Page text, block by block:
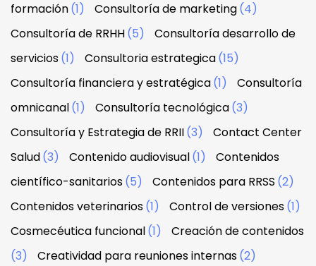
formación(1) Consultoría de marketing(4)
Consultoría de RRHH(5)
Consultoría desarrollo de
servicios(1) Consultoria estrategica(15)
Consultoría financiera y estratégica(1)
Consultoría
omnicanal(1) Consultoría tecnológica(3)
Consultoría y Estrategia de RRII(3)
Contact Center
Salud(3) Contenido audiovisual(1)
Contenidos
científico-sanitarios(5) Contenidos para RRSS (2)
Contenidos veterinarios(1) Control de versiones(1)
Cosmecéutica funcional(1)
Creación de contenidos
(3)
Creatividad para reuniones internas(2)